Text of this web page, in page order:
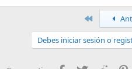
Primero
Debes iniciar sesión o